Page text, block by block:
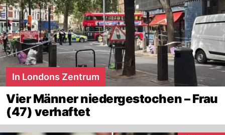
In Londons Zentrum
Vier Männer niedergestochen – Frau
(47) verhaftet